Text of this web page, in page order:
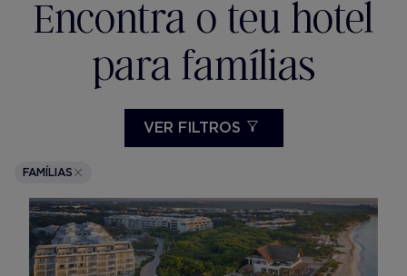
Encontra o teu hotel
para famílias
VER FILTROS
FAMÍLIAS